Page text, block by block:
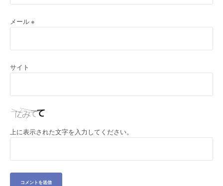
メール ※
サイト
上に表示された文字を入力してください。